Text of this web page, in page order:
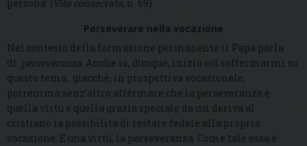
persona’ (Vita consecrata, n. 69).
Perseverare nella vocazione
Nel contesto della formazione permanente il Papa parla
di perseveranza. Anche io, dunque, inizio col soffermarmi su
questo tema, giacché, in prospettiva vocazionale,
potremmo senz’altro affermare che la perseveranza è
quella virtù e quella grazia speciale da cui deriva al
cristiano la possibilità di restare fedele alla propria
vocazione. È una virtù, la perseveranza. Come tale essa è